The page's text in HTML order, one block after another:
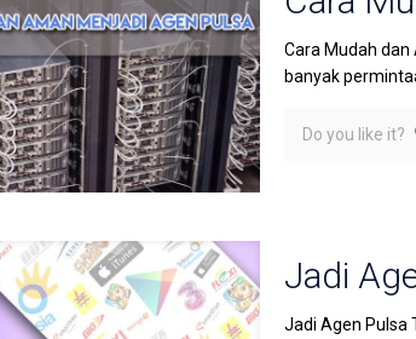
Cara Mudah
banyak
Do you like it?
Jadi
Jadi Agen Pulsa